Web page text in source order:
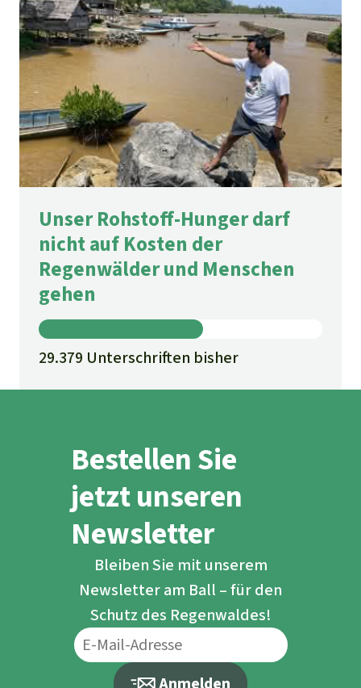
Unser Rohstoff-Hunger darf
nicht auf Kosten der
Regenwälder und Menschen
gehen
29.379 Unterschriften bisher
Bestellen Sie
jetzt unseren
Newsletter
Bleiben Sie mit unserem
Newsletter am Ball – für den
Schutz des Regenwaldes!
Anmelden